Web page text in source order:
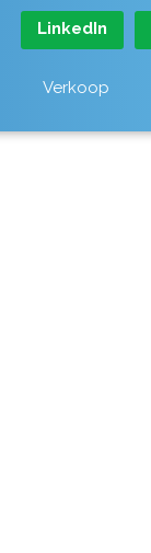
LinkedIn
Verkoop